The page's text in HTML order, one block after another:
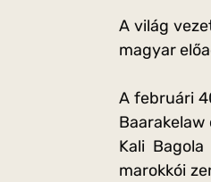
A világ
magyar
A februári
Kali
marokkói